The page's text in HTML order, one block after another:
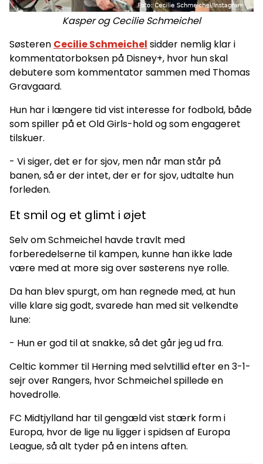
Kasper og Cecilie Schmeichel
Søsteren Cecilie Schmeichel sidder nemlig klar i
kommentatorboksen på Disney+, hvor hun skal
debutere som kommentator sammen med Thomas
Gravgaard.
Hun har i længere tid vist interesse for fodbold, både
som spiller på et Old Girls-hold og som engageret
tilskuer.
- Vi siger, det er for sjov, men når man står på
banen, så er der intet, der er for sjov, udtalte hun
forleden.
Et smil og et glimt i øjet
Selv om Schmeichel havde travlt med
forberedelserne til kampen, kunne han ikke lade
være med at more sig over søsterens nye rolle.
Da han blev spurgt, om han regnede med, at hun
ville klare sig godt, svarede han med sit velkendte
lune:
- Hun er god til at snakke, så det går jeg ud fra.
Celtic kommer til Herning med selvtillid efter en 3-1-
sejr over Rangers, hvor Schmeichel spillede en
hovedrolle.
FC Midtjylland har til gengæld vist stærk form i
Europa, hvor de lige nu ligger i spidsen af Europa
League, så alt tyder på en intens aften.